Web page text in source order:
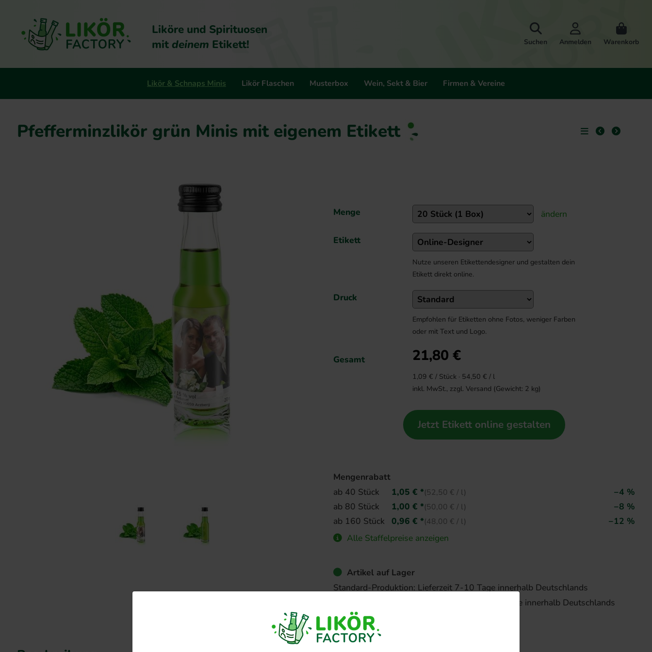
Liköre und Spirituosen
mit deinem Etikett! Suchen Anmelden Warenkorb
Likör & Schnaps Minis Likör Flaschen Musterbox Wein, Sekt & Bier Firmen & Vereine
Pfefferminzlikör grün Minis mit eigenem Etikett
Menge ändern
Etikett
Nutze unseren Etikettendesigner und gestalten dein
Etikett direkt online.
Druck
Empfohlen für Etiketten ohne Fotos, weniger Farben
oder mit Text und Logo.
Gesamt 21,80 €
1,09 € / Stück · 54,50 € / l
inkl. MwSt., zzgl. Versand (Gewicht: 2 kg)
Jetzt Etikett online gestalten
Mengenrabatt
ab 40 Stück
1,05 € *(52,50 € / l)
−4 %
ab 80 Stück
1,00 € *(50,00 € / l)
−8 %
ab 160 Stück
0,96 € *(48,00 € / l)
−12 %
Alle Staffelpreise anzeigen
Artikel auf Lager
Standard-Produktion: Lieferzeit 7-10 Tage innerhalb Deutschlands
Express-Produktion: Lieferzeit 3-4 bzw. 5-7 Tage innerhalb Deutschlands
Weitere Informationen zum Versand